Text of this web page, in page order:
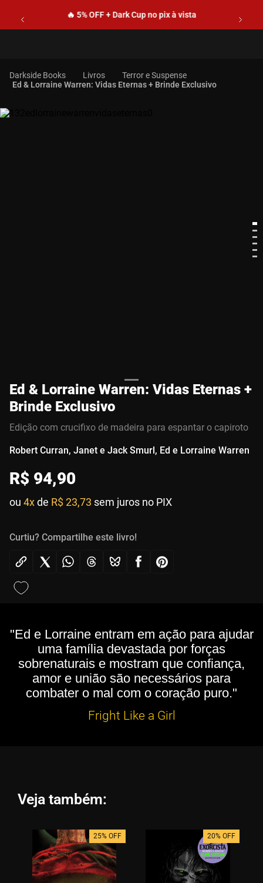
🔥 5% OFF + Dark Cup no pix à vista
Livros
Terror e Suspense
Ed & Lorraine Warren: Vidas Eternas + Brinde Exclusivo
Ed & Lorraine Warren: Vidas Eternas +
Brinde Exclusivo
Edição com crucifixo de madeira para espantar o capiroto
Robert Curran, Janet e Jack Smurl, Ed e Lorraine Warren
R$ 94,90
ou 4xde R$ 23,73 sem juros no PIX
Curtiu? Compartilhe este livro!
"Ed e Lorraine entram em ação para ajudar
uma família devastada por forças
sobrenaturais e mostram que confiança,
amor e união são necessários para
combater o mal com o coração puro."
Fright Like a Girl
Veja também:
25% OFF 20% OFF